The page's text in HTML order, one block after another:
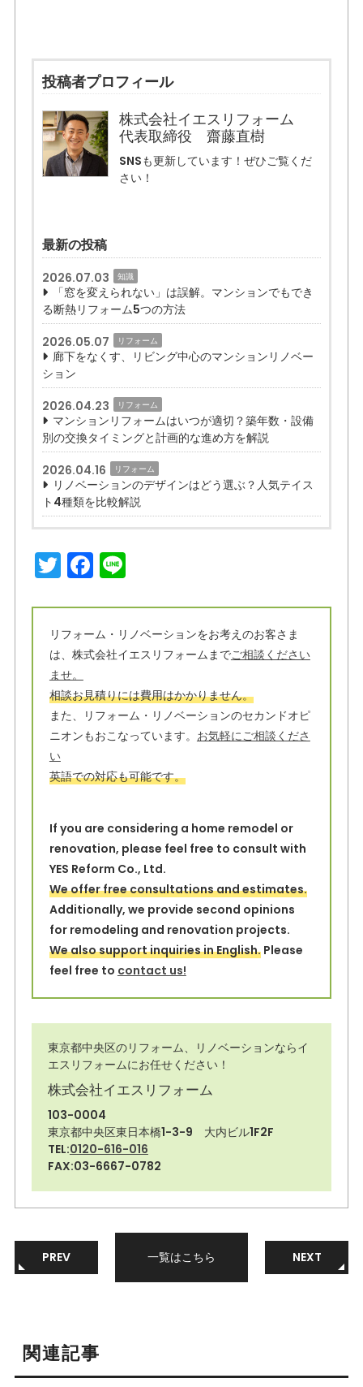
投稿者プロフィール
株式会社イエスリフォーム
代表取締役 齋藤直樹
SNSも更新しています！ぜひご覧くだ
さい！
最新の投稿
2026.07.03 知識
「窓を変えられない」は誤解。マンションでもでき
る断熱リフォーム5つの方法
2026.05.07
リフォーム
廊下をなくす、リビング中心のマンションリノベー
ション
2026.04.23
リフォーム
マンションリフォームはいつが適切？築年数・設備
別の交換タイミングと計画的な進め方を解説
2026.04.16
リフォーム
リノベーションのデザインはどう選ぶ？人気テイス
ト4種類を比較解説
T
it
t
e
r
F
c
e
b
o
o
k
Li
e
リフォーム・リノベーションをお考えのお客さま
は、株式会社イエスリフォームまでご相談ください
ませ。
相談お見積りには費用はかかりません。
また、リフォーム・リノベーションのセカンドオピ
ニオンもおこなっています。 お気軽にご相談くださ
い
英語での対応も可能です。
If you are considering a home remodel or
renovation, please feel free to consult with
YES Reform Co., Ltd.
We offer free consultations and estimates.
Additionally, we provide second opinions
for remodeling and renovation projects.
We also support inquiries in English.Please
feel free to contact us!
東京都中央区のリフォーム、リノベーションならイ
エスリフォームにお任せください！
株式会社イエスリフォーム
103-0004
東京都中央区東日本橋1-3-9 大内ビル1F2F
TEL:0120-616-016
FAX:03-6667-0782
PREV 一覧はこちら NEXT
関連記事